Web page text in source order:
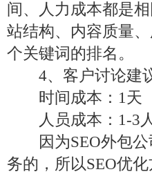
间、人力成本都是
站结构、内容质量
个关键词的排名。
4、客户讨论建
时间成本：1天
人员成本：1-3
因为SEO外包公
务的，所以SEO优